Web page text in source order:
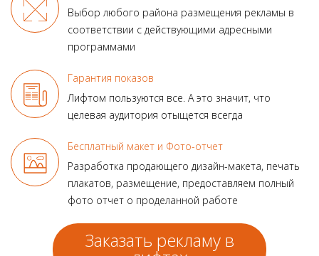
Выбор любого района размещения рекламы в
соответствии с действующими адресными
программами
Гарантия показов
Лифтом пользуются все. А это значит, что
целевая аудитория отыщется всегда
Бесплатный макет и Фото-отчет
Разработка продающего дизайн-макета, печать
плакатов, размещение, предоставляем полный
фото отчет о проделанной работе
Заказать рекламу в